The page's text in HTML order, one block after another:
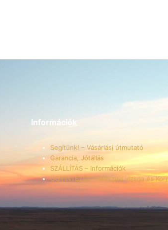
Információk
Segítünk! – Vásárlási útmutató
Garancia, Jótállás
SZÁLLÍTÁS – Információk
ÜGYINTÉZÉS – Műszaki vizsga és